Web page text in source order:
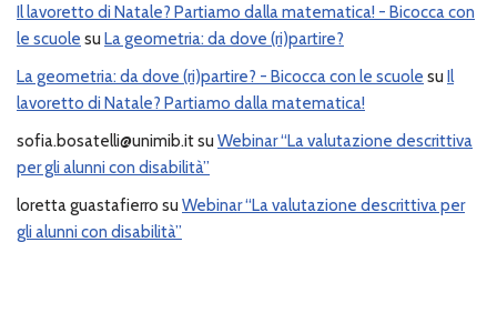
Il lavoretto di Natale? Partiamo dalla matematica! - Bicocca con
le scuole su La geometria: da dove (ri)partire?
La geometria: da dove (ri)partire? - Bicocca con le scuole su Il
lavoretto di Natale? Partiamo dalla matematica!
sofia.bosatelli@unimib.itsu Webinar “La valutazione descrittiva
per gli alunni con disabilità”
loretta guastafierro su Webinar “La valutazione descrittiva per
gli alunni con disabilità”